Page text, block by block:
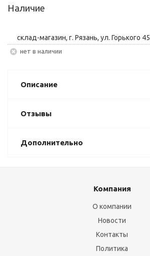
Наличие
склад-магазин, г. Рязань, ул. Горького 45
Нет в наличии
Описание
Отзывы
Дополнительно
Компания
О компании
Новости
Контакты
Политика